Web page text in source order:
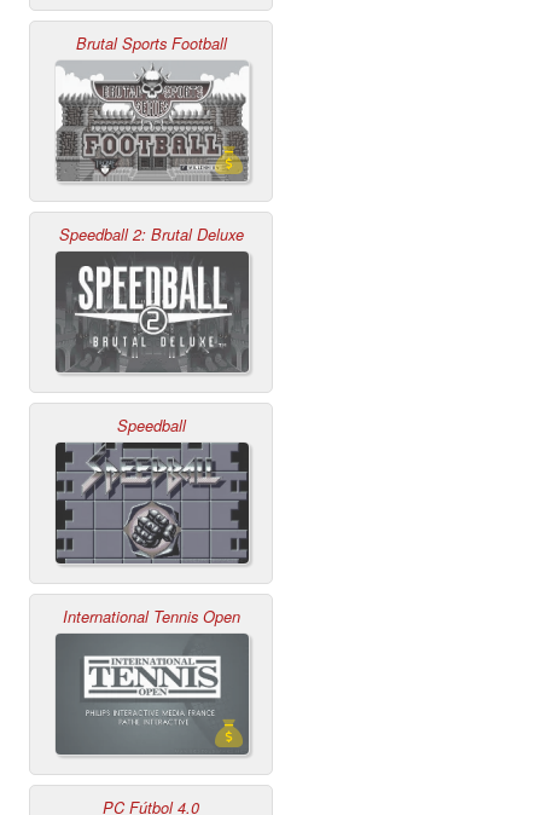
Brutal Sports Football
Speedball 2: Brutal Deluxe
Speedball
International Tennis Open
PC Fútbol 4.0